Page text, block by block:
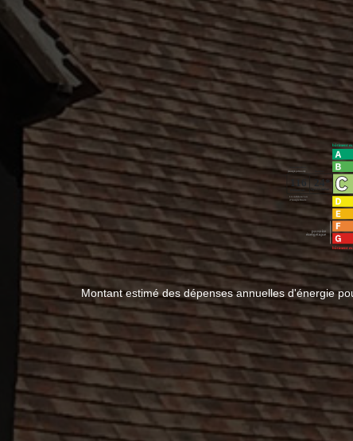
Montant estimé des dépenses annuelles d'énergie